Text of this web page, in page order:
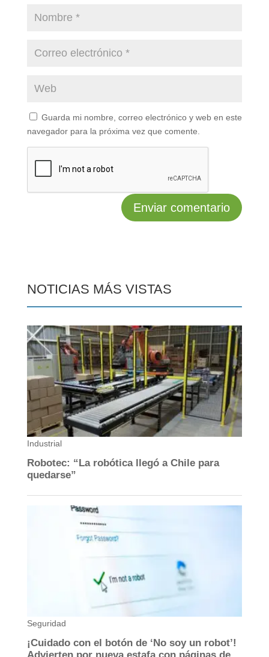
Guarda mi nombre, correo electrónico y web en este
navegador para la próxima vez que comente.
NOTICIAS MÁS VISTAS